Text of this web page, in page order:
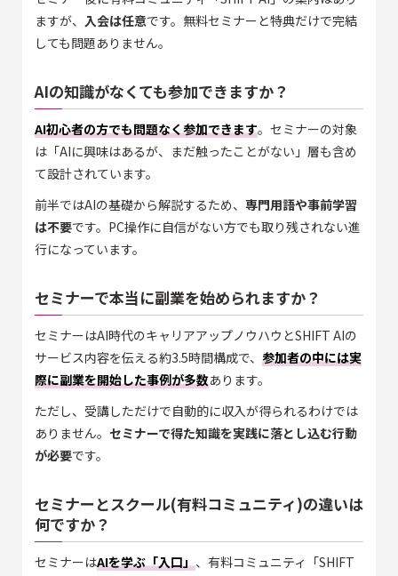
ますが、 入会は任意です。無料セミナーと特典だけで完結
しても問題ありません。
AIの知識がなくても参加できますか？
AI初心者の方でも問題なく参加できます。セミナーの対象
は「AIに興味はあるが、まだ触ったことがない」層も含め
て設計されています。
前半ではAIの基礎から解説するため、 専門用語や事前学習
は不要です。PC操作に自信がない方でも取り残されない進
行になっています。
セミナーで本当に副業を始められますか？
セミナーはAI時代のキャリアアップノウハウとSHIFT AIの
サービス内容を伝える約3.5時間構成で、 参加者の中には実
際に副業を開始した事例が多数あります。
ただし、受講しただけで自動的に収入が得られるわけでは
ありません。 セミナーで得た知識を実践に落とし込む行動
が必要です。
セミナーとスクール(有料コミュニティ)の違いは
何ですか？
セミナーはAIを学ぶ「入口」、有料コミュニティ「SHIFT